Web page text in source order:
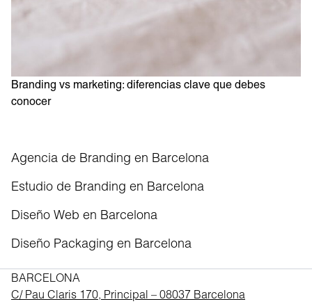
Branding vs marketing: diferencias clave que debes
conocer
Agencia de Branding en Barcelona
Estudio de Branding en Barcelona
Diseño Web en Barcelona
Diseño Packaging en Barcelona
BARCELONA
C/ Pau Claris 170, Principal – 08037 Barcelona